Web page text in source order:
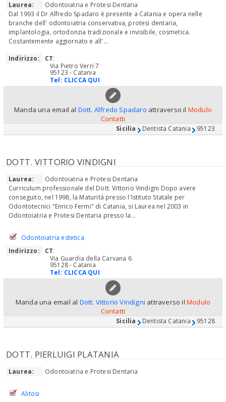
Laurea:
Odontoiatria e Protesi Dentaria
Dal 1993 il Dr Alfredo Spadaro è presente a Catania e opera nelle
branche dell' odontoiatria conservativa, protesi dentaria,
implantologia, ortodonzia tradizionale e invisibile, cosmetica.
Costantemente aggiornato e all'...
Indirizzo:
CT:
Via Pietro Verri 7
95123 - Catania
Tel: CLICCA QUI
Manda una email al Dott. Alfredo Spadaro attraverso il Modulo
Contatti
Sicilia Dentista Catania 95123
DOTT. VITTORIO VINDIGNI
Laurea:
Odontoiatria e Protesi Dentaria
Curriculum professionale del Dott. Vittorio Vindigni Dopo avere
conseguito, nel 1998, la Maturità presso l'Istituto Statale per
Odontotecnici "Enrico Fermi" di Catania, si Laurea nel 2003 in
Odontoiatria e Protesi Dentaria presso la...
Odontoiatria estetica
Indirizzo:
CT:
Via Guardia della Carvana 6
95128 - Catania
Tel: CLICCA QUI
Manda una email al Dott. Vittorio Vindigni attraverso ilModulo
Contatti
Sicilia Dentista Catania 95128
DOTT. PIERLUIGI PLATANIA
Laurea: Odontoiatria e Protesi Dentaria
Alitosi